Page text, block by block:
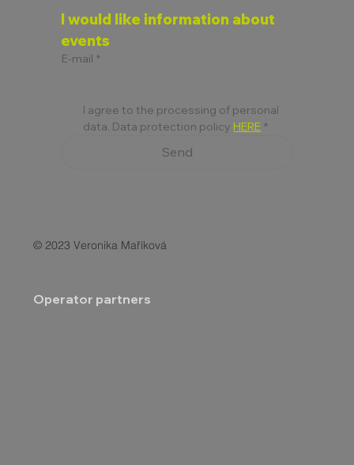
I would like information about
events
E-mail *
I agree to the processing of personal
data. Data protection policy HERE *
Send
© 2023 Veronika Maříková
Operator partners